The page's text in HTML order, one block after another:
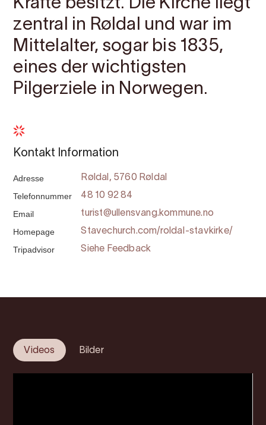
Kräfte besitzt. Die Kirche liegt
zentral in Røldal und war im
Mittelalter, sogar bis 1835,
eines der wichtigsten
Pilgerziele in Norwegen.
Kontakt Information
Adresse Røldal, 5760 Røldal
Telefonnummer 48 10 92 84
Email turist@ullensvang.kommune.no
Homepage Stavechurch.com/roldal-stavkirke/
Tripadvisor Siehe Feedback
Videos Bilder